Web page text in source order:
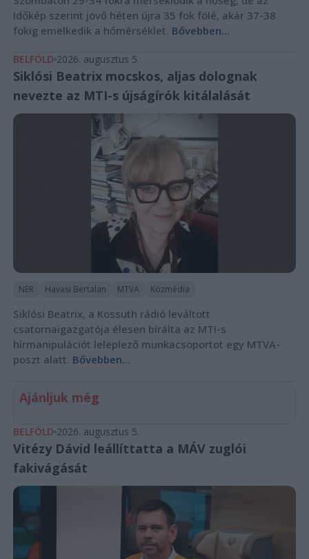
Időkép szerint jövő héten újra 35 fok fölé, akár 37-38
fokig emelkedik a hőmérséklet. Bővebben...
BELFÖLD 2026. augusztus 5.
Siklósi Beatrix mocskos, aljas dolognak
nevezte az MTI-s újságírók kitálalását
NER Havasi Bertalan MTVA Közmédia
Siklósi Beatrix, a Kossuth rádió leváltott
csatornaigazgatója élesen bírálta az MTI-s
hírmanipulációt leleplező munkacsoportot egy MTVA-
poszt alatt. Bővebben...
Ajánljuk még
BELFÖLD 2026. augusztus 5.
Vitézy Dávid leállíttatta a MÁV zuglói
fakivágását